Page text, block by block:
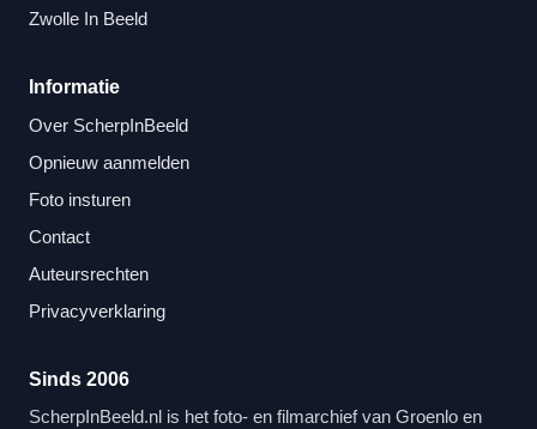
Zwolle In Beeld
Informatie
Over ScherpInBeeld
Opnieuw aanmelden
Foto insturen
Contact
Auteursrechten
Privacyverklaring
Sinds 2006
ScherpInBeeld.nl is het foto- en filmarchief van Groenlo en